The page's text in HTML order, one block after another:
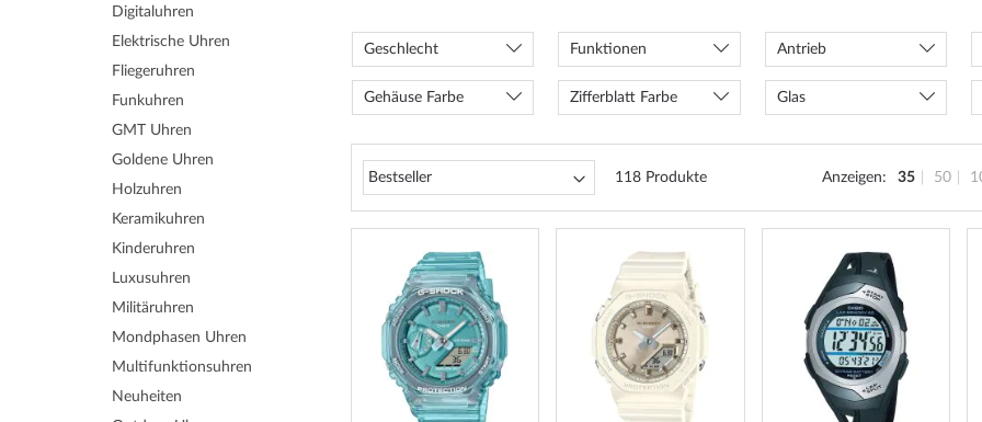
Geschlecht Funktionen Antrieb
Gehäuse Farbe Zifferblatt Farbe Glas
118Produkte Anzeigen 35 50
WUNSCHLISTE
HINZUFÜGEN HINZUFÜGEN
Digitaluhren
Elektrische Uhren
Fliegeruhren
Funkuhren
GMT Uhren
Goldene Uhren
Holzuhren
Keramikuhren
Kinderuhren
Luxusuhren
Militäruhren
Mondphasen Uhren
Multifunktionsuhren
Neuheiten